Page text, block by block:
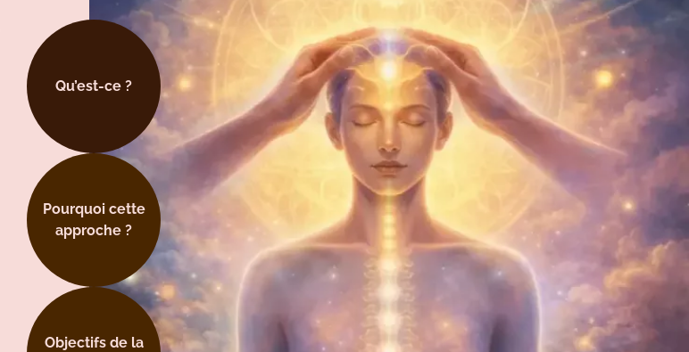
Qu’est-ce ?
Pourquoi cette
approche ?
Objectifs de la